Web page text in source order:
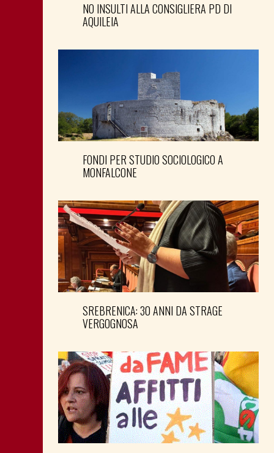
NO INSULTI ALLA CONSIGLIERA PD DI
AQUILEIA
FONDI PER STUDIO SOCIOLOGICO A
MONFALCONE
SREBRENICA: 30 ANNI DA STRAGE
VERGOGNOSA